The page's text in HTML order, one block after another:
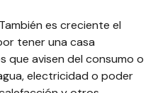
es creciente el
tener una casa
que avisen del consumo o
electricidad o poder